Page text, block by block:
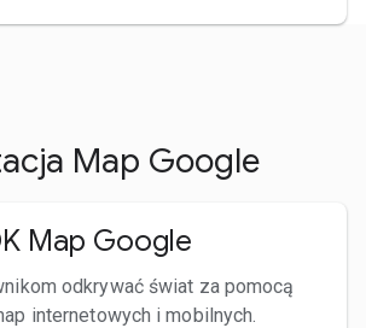
Map Google
Map Google
odkrywać świat za pomocą
internetowych i mobilnych.